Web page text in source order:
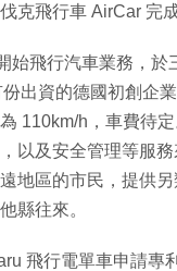
伐克飛行車 AirCar 完
始飛行汽車業務，於
出資的德國初創企
110km/h，車費待
以及安全管理等服
地區的市民，提供
縣往來。
飛行電單車申請專